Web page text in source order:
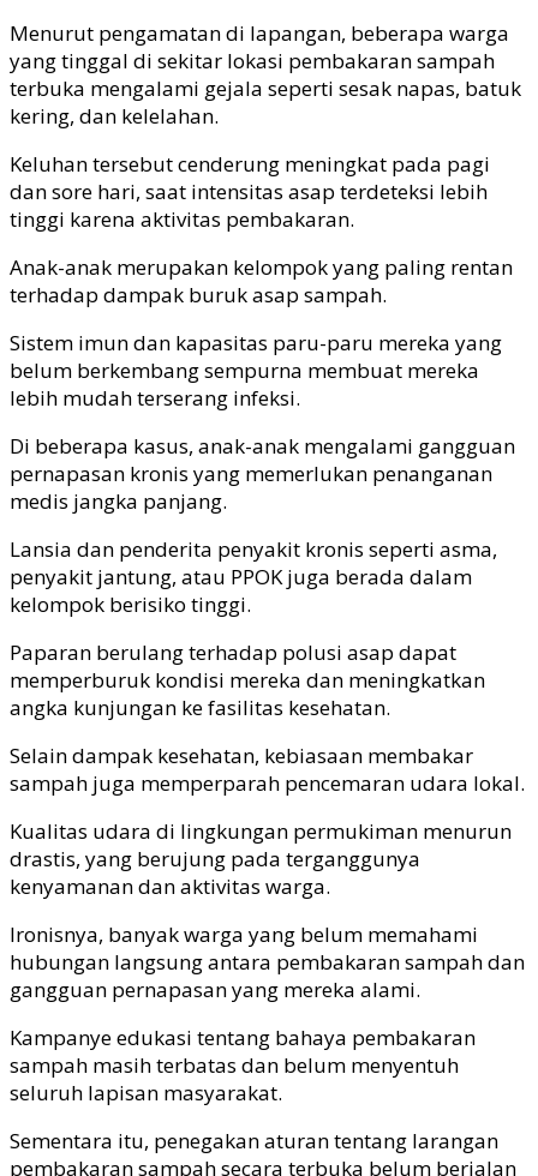
Menurut pengamatan di lapangan, beberapa warga
yang tinggal di sekitar lokasi pembakaran sampah
terbuka mengalami gejala seperti sesak napas, batuk
kering, dan kelelahan.
Keluhan tersebut cenderung meningkat pada pagi
dan sore hari, saat intensitas asap terdeteksi lebih
tinggi karena aktivitas pembakaran.
Anak-anak merupakan kelompok yang paling rentan
terhadap dampak buruk asap sampah.
Sistem imun dan kapasitas paru-paru mereka yang
belum berkembang sempurna membuat mereka
lebih mudah terserang infeksi.
Di beberapa kasus, anak-anak mengalami gangguan
pernapasan kronis yang memerlukan penanganan
medis jangka panjang.
Lansia dan penderita penyakit kronis seperti asma,
penyakit jantung, atau PPOK juga berada dalam
kelompok berisiko tinggi.
Paparan berulang terhadap polusi asap dapat
memperburuk kondisi mereka dan meningkatkan
angka kunjungan ke fasilitas kesehatan.
Selain dampak kesehatan, kebiasaan membakar
sampah juga memperparah pencemaran udara lokal.
Kualitas udara di lingkungan permukiman menurun
drastis, yang berujung pada terganggunya
kenyamanan dan aktivitas warga.
Ironisnya, banyak warga yang belum memahami
hubungan langsung antara pembakaran sampah dan
gangguan pernapasan yang mereka alami.
Kampanye edukasi tentang bahaya pembakaran
sampah masih terbatas dan belum menyentuh
seluruh lapisan masyarakat.
Sementara itu, penegakan aturan tentang larangan
pembakaran sampah secara terbuka belum berjalan